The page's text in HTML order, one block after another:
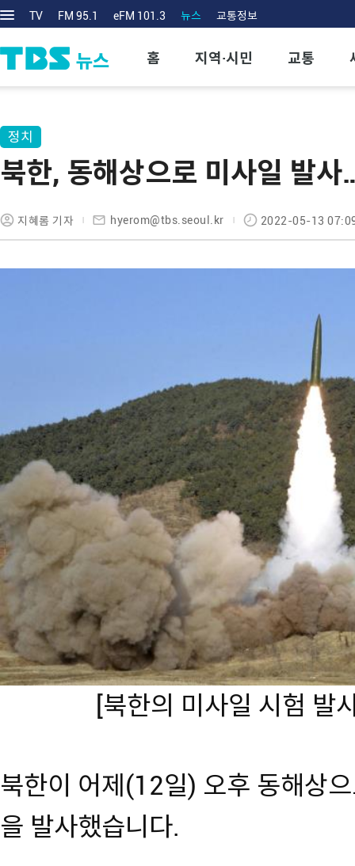
TV FM 95.1 eFM 101.3 뉴스 교통정보
홈 지역·시민 교통
정치
북한, 동해상으로 미사일 발
지혜롬 기자 hyerom@tbs.seoul.kr 2022-05-13
[북한의 미사일 시험
북한이 어제(12일) 오후 동해상
을 발사했습니다.